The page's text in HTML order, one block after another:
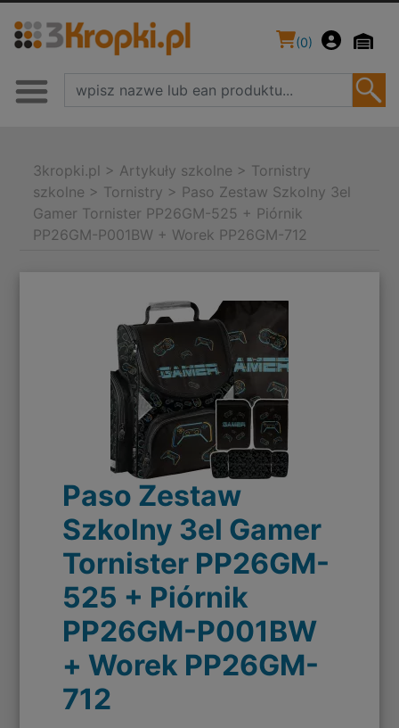
(0)
3kropki.pl > Artykuły szkolne > Tornistry
szkolne > Tornistry > Paso Zestaw Szkolny 3el
Gamer Tornister PP26GM-525 + Piórnik
PP26GM-P001BW + Worek PP26GM-712
Paso Zestaw
Szkolny 3el Gamer
Tornister PP26GM-
525 + Piórnik
PP26GM-P001BW
+ Worek PP26GM-
712